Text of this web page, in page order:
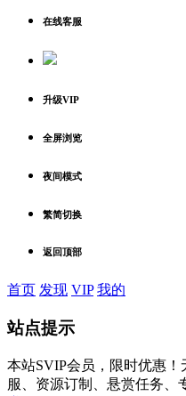
在线客服
升级VIP
全屏浏览
夜间模式
繁简切换
返回顶部
首页 发现 VIP 我的
站点提示
本站SVIP会员，限时优惠
服、资源订制、悬赏任务、